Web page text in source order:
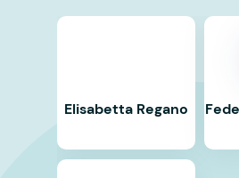
Elisabetta Regano